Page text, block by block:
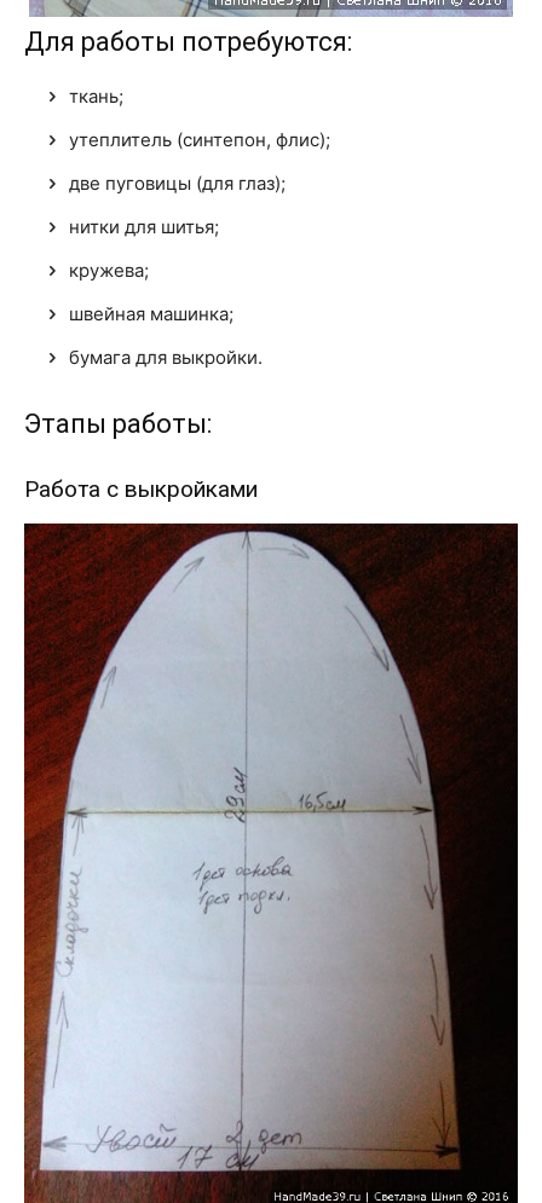
Для работы потребуются:
ткань;
утеплитель (синтепон, флис);
две пуговицы (для глаз);
нитки для шитья;
кружева;
швейная машинка;
бумага для выкройки.
Этапы работы:
Работа с выкройками